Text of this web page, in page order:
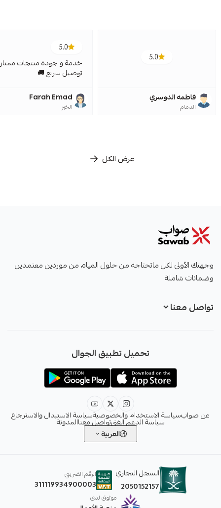
5.0
فاطمه الدوسري
الدمام
5.0
خدمة و جودة منتجات
توصيل سريع 🚚
Farah Emad
الخبر
عرض الكل
وجهتك الأولى لكل ماتحتاجه من حلول المياه، من موردين معتمدين
وضمانات شاملة
تواصل معنا
info@sawab.app
تحميل تطبيق الجوال
عن صوابسياسة الاستخدام والخصوصيةسياسة الاستبدال والاسترجاع
سياسة الدعم الفنيتواصل معناالمدونة
العربية
السجل التجاري
2050152157
الرقم الضريبي
311119934900003
موثوق لدى